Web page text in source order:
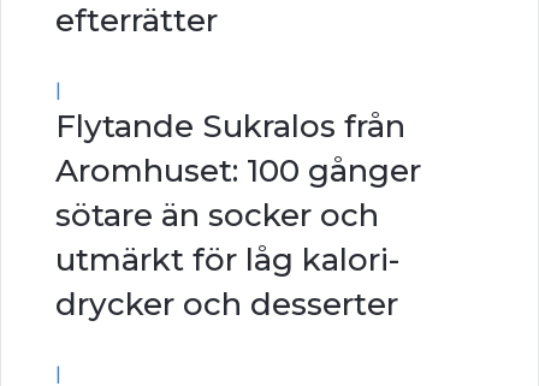
efterrätter
|
Flytande Sukralos från
Aromhuset: 100 gånger
sötare än socker och
utmärkt för låg kalori-
drycker och desserter
|